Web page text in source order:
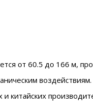
от 60.5 до 166 м,
воздействиям.
китайских